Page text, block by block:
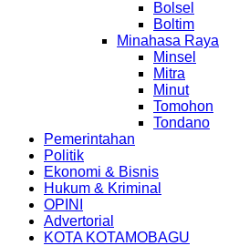
Bolsel
Boltim
Minahasa Raya
Minsel
Mitra
Minut
Tomohon
Tondano
Pemerintahan
Politik
Ekonomi & Bisnis
Hukum & Kriminal
OPINI
Advertorial
KOTA KOTAMOBAGU